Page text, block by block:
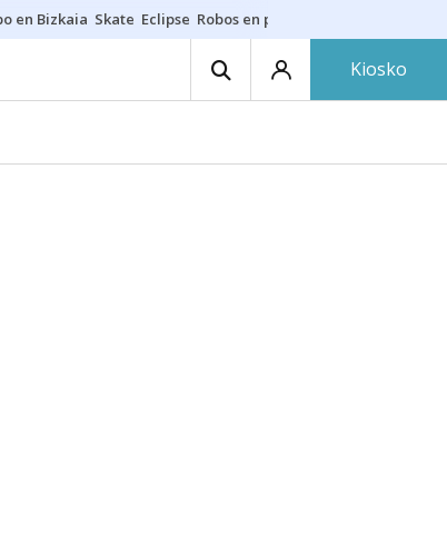
en Bizkaia Skate Eclipse Robos en playas
Kiosko